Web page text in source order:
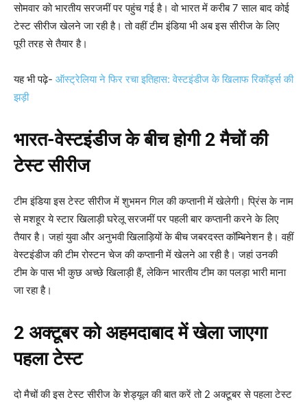
सोमवार को भारतीय सरजमीं पर पहुंच गई है। वो भारत में करीब 7 साल बाद कोई
टेस्ट सीरीज खेलने जा रही है। तो वहीं टीम इंडिया भी अब इस सीरीज के लिए
पूरी तरह से तैयार है।
यह भी पढ़े- ऑस्ट्रेलिया ने फिर रचा इतिहास: वेस्टइंडीज के खिलाफ रिकॉर्ड्स की
झड़ी
भारत-वेस्टइंडीज के बीच होगी 2 मैचों की
टेस्ट सीरीज
टीम इंडिया इस टेस्ट सीरीज में शुभमन गिल की कप्तानी में खेलेगी। प्रिंस के नाम
से मशहूर ये स्टार खिलाड़ी घरेलू सरजमीं पर पहली बार कप्तानी करने के लिए
तैयार है। जहां युवा और अनुभवी खिलाड़ियों के बीच जबरदस्त कॉम्बिनेशन है। वहीं
वेस्टइंडीज की टीम रोस्टन चेज की कप्तानी में खेलने आ रही है। जहां उनकी
टीम के पास भी कुछ अच्छे खिलाड़ी हैं, लेकिन भारतीय टीम का पलड़ा भारी माना
जा रहा है।
2 अक्टूबर को अहमदाबाद में खेला जाएगा
पहला टेस्ट
दो मैचों की इस टेस्ट सीरीज के शेड्यूल की बात करें तो 2 अक्टूबर से पहला टेस्ट